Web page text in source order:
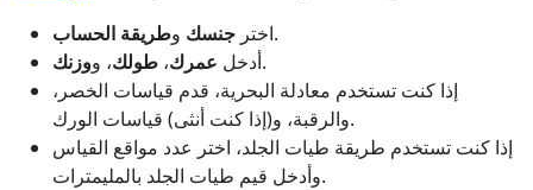
اختر جنسك وطريقة الحساب
.
أدخل عمرك، طولك، ووزنك
.
إذا كنت تستخدم معادلة البحرية، قدم قياسات الخصر،
والرقبة، و(إذا كنت أنثى) قياسات الورك.
إذا كنت تستخدم طريقة طيات الجلد، اختر عدد مواقع القياس
وأدخل قيم طيات الجلد بالمليمترات.